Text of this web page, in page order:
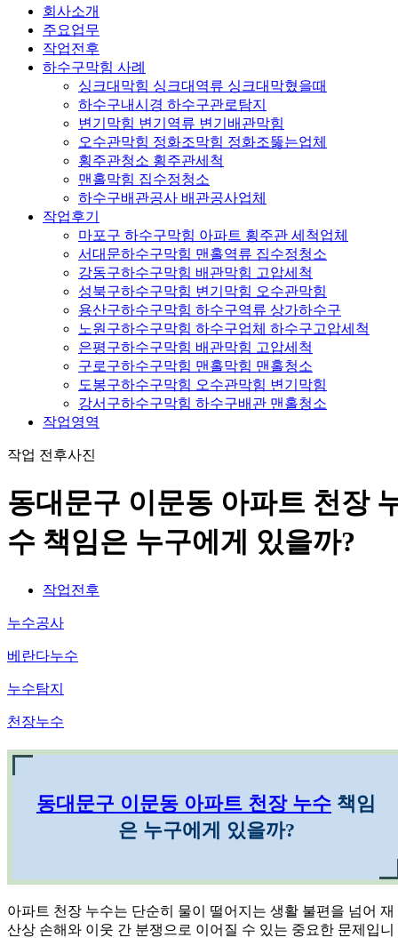
회사소개
주요업무
작업전후
하수구막힘 사례
싱크대막힘 싱크대역류 싱크대막혔을때
하수구내시경 하수구관로탐지
변기막힘 변기역류 변기배관막힘
오수관막힘 정화조막힘 정화조뚫는업체
횡주관청소 횡주관세척
맨홀막힘 집수정청소
하수구배관공사 배관공사업체
작업후기
마포구 하수구막힘 아파트 횡주관 세척업체
서대문하수구막힘 맨홀역류 집수정청소
강동구하수구막힘 배관막힘 고압세척
성북구하수구막힘 변기막힘 오수관막힘
용산구하수구막힘 하수구역류 상가하수구
노원구하수구막힘 하수구업체 하수구고압세척
은평구하수구막힘 배관막힘 고압세척
구로구하수구막힘 맨홀막힘 맨홀청소
도봉구하수구막힘 오수관막힘 변기막힘
강서구하수구막힘 하수구배관 맨홀청소
작업영역
작업 전후사진
동대문구 이문동 아파트 천장
수 책임은 누구에게 있을까?
작업전후
누수공사
베란다누수
누수탐지
천장누수
동대문구 이문동 아파트 천장 누수 책임
은 누구에게 있을까?
아파트 천장 누수는 단순히 물이 떨어지는 생활 불편을 넘어 재
산상 손해와 이웃 간 분쟁으로 이어질 수 있는 중요한 문제입니